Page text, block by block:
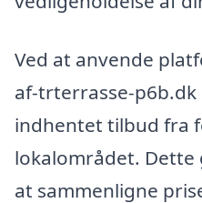
Ved at anvende
af-trterrasse-p6b.dk
indhentet tilbud fra
lokalområdet.
at sammenligne